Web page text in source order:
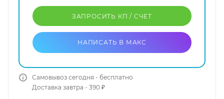
ЗАПРОСИТЬ КП / CЧЕТ
НАПИСАТЬ В МАКС
Самовывоз сегодня - бесплатно
Доставка завтра - 390 ₽